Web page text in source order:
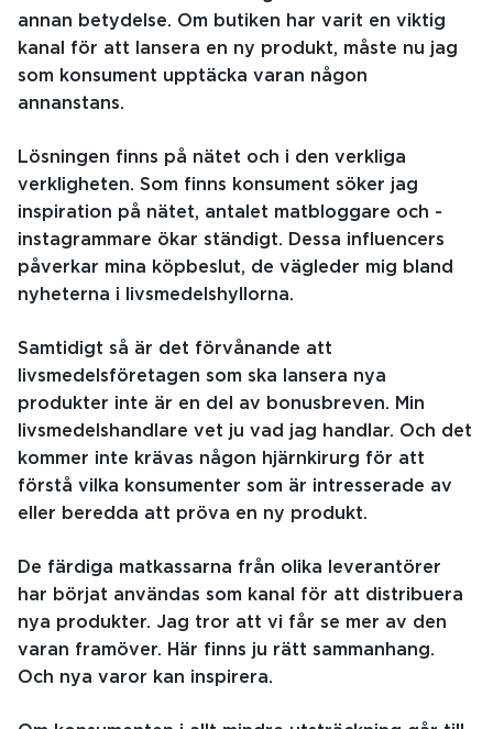
annan betydelse. Om butiken har varit en viktig
kanal för att lansera en ny produkt, måste nu jag
som konsument upptäcka varan någon
annanstans.
Lösningen finns på nätet och i den verkliga
verkligheten. Som finns konsument söker jag
inspiration på nätet, antalet matbloggare och -
instagrammare ökar ständigt. Dessa influencers
påverkar mina köpbeslut, de vägleder mig bland
nyheterna i livsmedelshyllorna.
Samtidigt så är det förvånande att
livsmedelsföretagen som ska lansera nya
produkter inte är en del av bonusbreven. Min
livsmedelshandlare vet ju vad jag handlar. Och det
kommer inte krävas någon hjärnkirurg för att
förstå vilka konsumenter som är intresserade av
eller beredda att pröva en ny produkt.
De färdiga matkassarna från olika leverantörer
har börjat användas som kanal för att distribuera
nya produkter. Jag tror att vi får se mer av den
varan framöver. Här finns ju rätt sammanhang.
Och nya varor kan inspirera.